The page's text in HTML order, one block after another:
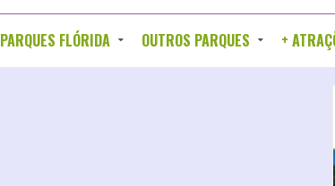
PARQUES FLÓRIDA OUTROS PARQUES +